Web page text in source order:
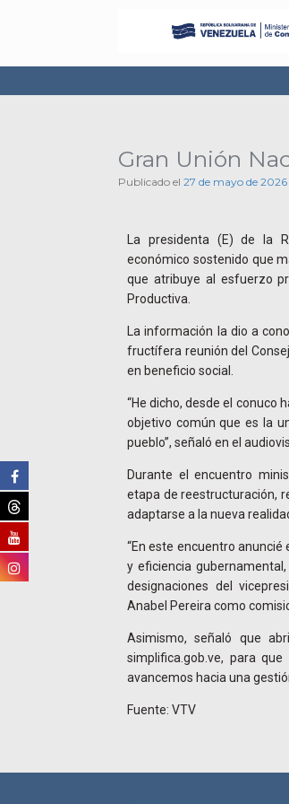
Gran Unión
Publicado el 27 de mayo de 2026
La presidenta (E) de la
económico sostenido que
que atribuye al esfuerzo
Productiva.
La información la dio a
fructífera reunión del
en beneficio social.
“He dicho, desde el conuco
objetivo común que es la
pueblo”, señaló en el
Durante el encuentro
etapa de reestructuración,
adaptarse a la nueva
“En este encuentro
y eficiencia
designaciones del
Anabel Pereira como
Asimismo, señaló que
simplifica.gob.ve, para
avancemos hacia una
Fuente: VTV